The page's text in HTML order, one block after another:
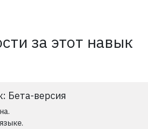
за этот навык
Бета-версия